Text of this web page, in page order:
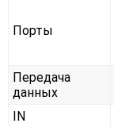
Порты
Передача
данных
IN